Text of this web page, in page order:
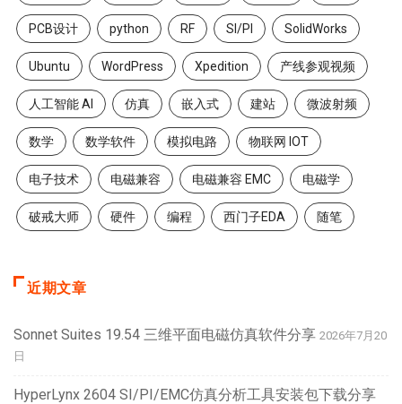
PCB设计 python RF SI/PI SolidWorks
Ubuntu WordPress Xpedition 产线参观视频
人工智能 AI 仿真 嵌入式 建站 微波射频
数学 数学软件 模拟电路 物联网 IOT
电子技术 电磁兼容 电磁兼容 EMC 电磁学
破戒大师 硬件 编程 西门子EDA 随笔
近期文章
Sonnet Suites 19.54 三维平面电磁仿真软件分享 2026年7月20
日
HyperLynx 2604 SI/PI/EMC仿真分析工具安装包下载分享